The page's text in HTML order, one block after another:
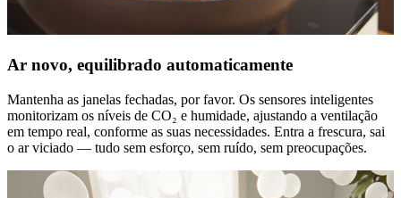
Ar novo, equilibrado automaticamente
Mantenha as janelas fechadas, por favor. Os sensores inteligentes
monitorizam os níveis de CO₂ e humidade, ajustando a ventilação
em tempo real, conforme as suas necessidades. Entra a frescura, sai
o ar viciado — tudo sem esforço, sem ruído, sem preocupações.